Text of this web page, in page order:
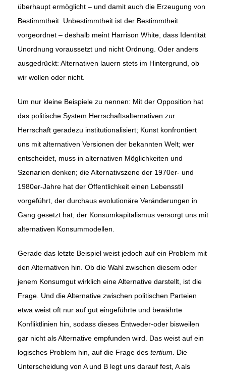
überhaupt ermöglicht – und damit auch die Erzeugung von
Bestimmtheit. Unbestimmtheit ist der Bestimmtheit
vorgeordnet – deshalb meint Harrison White, dass Identität
Unordnung voraussetzt und nicht Ordnung. Oder anders
ausgedrückt: Alternativen lauern stets im Hintergrund, ob
wir wollen oder nicht.
Um nur kleine Beispiele zu nennen: Mit der Opposition hat
das politische System Herrschaftsalternativen zur
Herrschaft geradezu institutionalisiert; Kunst konfrontiert
uns mit alternativen Versionen der bekannten Welt; wer
entscheidet, muss in alternativen Möglichkeiten und
Szenarien denken; die Alternativszene der 1970er- und
1980er-Jahre hat der Öffentlichkeit einen Lebensstil
vorgeführt, der durchaus evolutionäre Veränderungen in
Gang gesetzt hat; der Konsumkapitalismus versorgt uns mit
alternativen Konsummodellen.
Gerade das letzte Beispiel weist jedoch auf ein Problem mit
den Alternativen hin. Ob die Wahl zwischen diesem oder
jenem Konsumgut wirklich eine Alternative darstellt, ist die
Frage. Und die Alternative zwischen politischen Parteien
etwa weist oft nur auf gut eingeführte und bewährte
Konfliktlinien hin, sodass dieses Entweder-oder bisweilen
gar nicht als Alternative empfunden wird. Das weist auf ein
logisches Problem hin, auf die Frage des tertium . Die
Unterscheidung von A und B legt uns darauf fest, A als